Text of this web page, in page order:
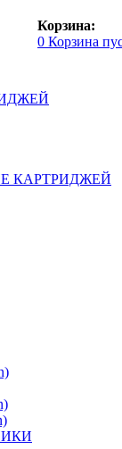
Корзина:
0 Корзина
КАРТРИДЖЕЙ